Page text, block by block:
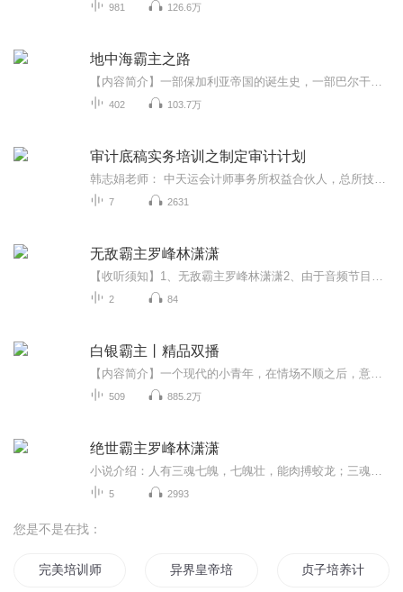
981 126.6万
地中海霸主之路
402 103.7万
审计底稿实务培训之制定审计计划
7 2631
无敌霸主罗峰林潇潇
2 84
白银霸主丨精品双播
509 885.2万
绝世霸主罗峰林潇潇
5 2993
您是不是在找：
完美培训师 异界皇帝培养计划 贞子培养计划